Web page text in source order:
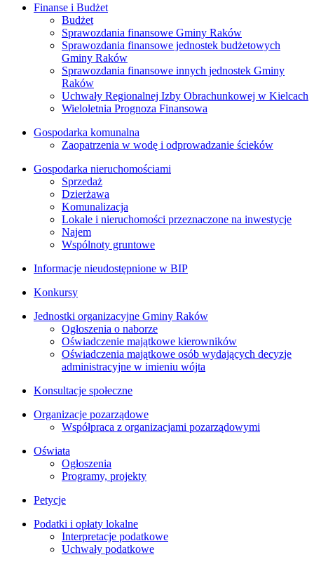
Finanse i Budżet
Budżet
Sprawozdania finansowe Gminy Raków
Sprawozdania finansowe jednostek budżetowych
Gminy Raków
Sprawozdania finansowe innych jednostek Gminy
Raków
Uchwały Regionalnej Izby Obrachunkowej w Kielcach
Wieloletnia Prognoza Finansowa
Gospodarka komunalna
Zaopatrzenia w wodę i odprowadzanie ścieków
Gospodarka nieruchomościami
Sprzedaż
Dzierżawa
Komunalizacja
Lokale i nieruchomości przeznaczone na inwestycje
Najem
Wspólnoty gruntowe
Informacje nieudostępnione w BIP
Konkursy
Jednostki organizacyjne Gminy Raków
Ogłoszenia o naborze
Oświadczenie majątkowe kierowników
Oświadczenia majątkowe osób wydających decyzje
administracyjne w imieniu wójta
Konsultacje społeczne
Organizacje pozarządowe
Współpraca z organizacjami pozarządowymi
Oświata
Ogłoszenia
Programy, projekty
Petycje
Podatki i opłaty lokalne
Interpretacje podatkowe
Uchwały podatkowe